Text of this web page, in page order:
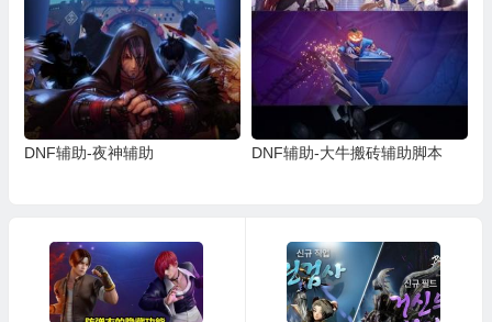
DNF辅助-夜神辅助 DNF辅助-大牛搬砖辅助脚本